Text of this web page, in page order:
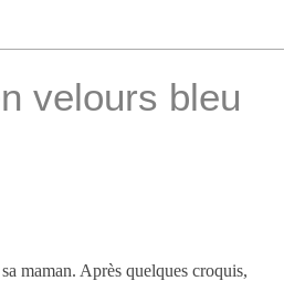
velours bleu
maman. Après quelques croquis,